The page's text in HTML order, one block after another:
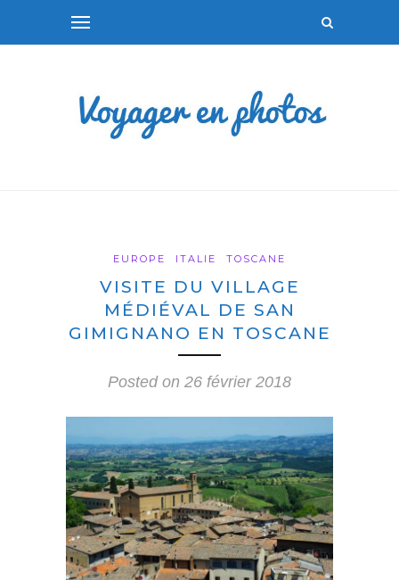
EUROPE ITALIE TOSCANE
VISITE DU VILLAGE
MÉDIÉVAL DE SAN
GIMIGNANO EN TOSCANE
Posted on 26 février 2018